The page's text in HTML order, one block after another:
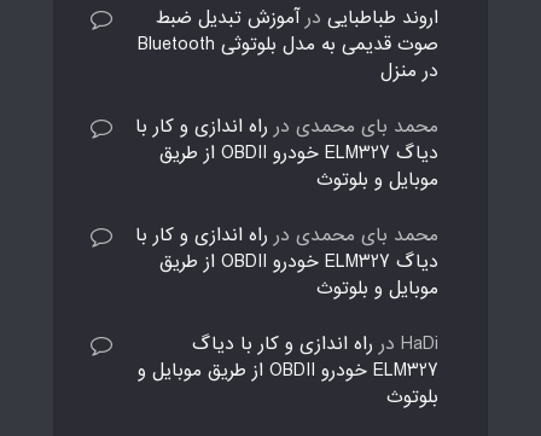
اروند طباطبایی درآموزش تبدیل ضبط
صوت قدیمی به مدل بلوتوثی Bluetooth
در منزل
محمد بای محمدی در راه اندازی و کار با
دیاگ ELM327 خودرو OBDII از طریق
موبایل و بلوتوث
محمد بای محمدی در راه اندازی و کار با
دیاگ ELM327 خودرو OBDII از طریق
موبایل و بلوتوث
HaDi در راه اندازی و کار با دیاگ
ELM327 خودرو OBDII از طریق موبایل و
بلوتوث